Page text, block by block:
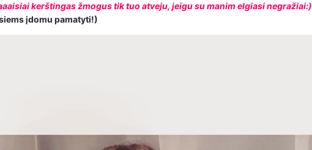
kerštingas žmogus tik tuo atveju, jeigu su manim elgiasi negražiai:)
įdomu pamatyti!)